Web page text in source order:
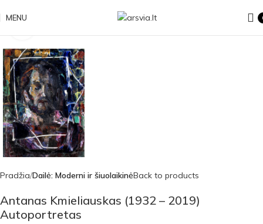
MENU
Pradžia Dailė: Moderni ir šiuolaikinėBack to products
Antanas Kmieliauskas (1932 – 2019)
Autoportretas